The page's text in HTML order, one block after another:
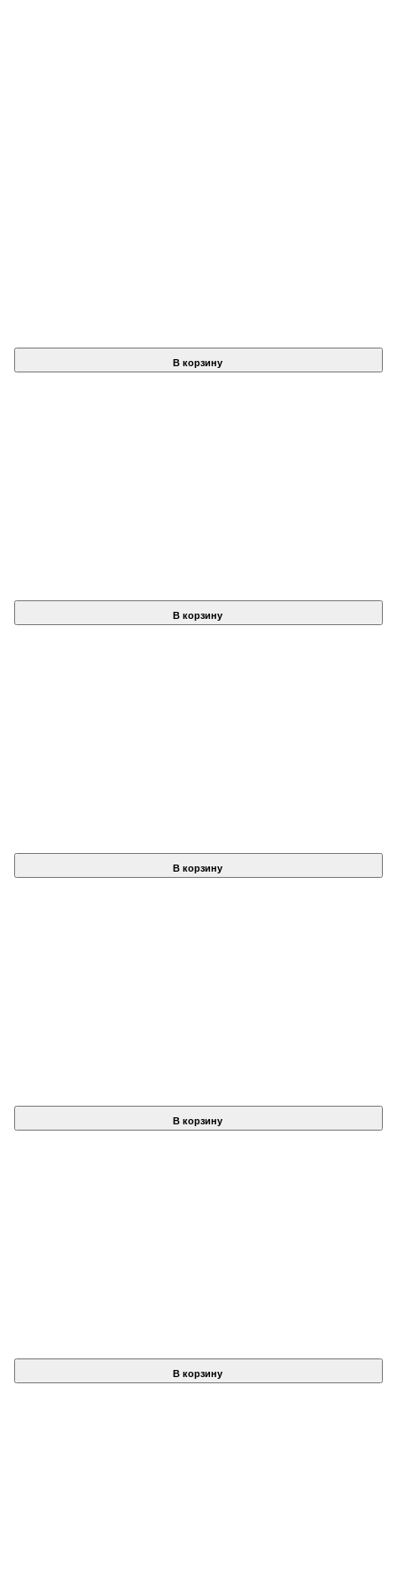
В корзину
В корзину
В корзину
В корзину
В корзину